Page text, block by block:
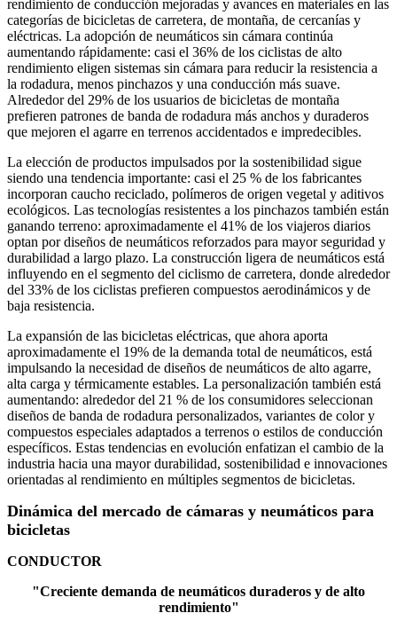
rendimiento de conducción mejoradas y avances en materiales en las
categorías de bicicletas de carretera, de montaña, de cercanías y
eléctricas. La adopción de neumáticos sin cámara continúa
aumentando rápidamente: casi el 36% de los ciclistas de alto
rendimiento eligen sistemas sin cámara para reducir la resistencia a
la rodadura, menos pinchazos y una conducción más suave.
Alrededor del 29% de los usuarios de bicicletas de montaña
prefieren patrones de banda de rodadura más anchos y duraderos
que mejoren el agarre en terrenos accidentados e impredecibles.
La elección de productos impulsados ​​por la sostenibilidad sigue
siendo una tendencia importante: casi el 25 % de los fabricantes
incorporan caucho reciclado, polímeros de origen vegetal y aditivos
ecológicos. Las tecnologías resistentes a los pinchazos también están
ganando terreno: aproximadamente el 41% de los viajeros diarios
optan por diseños de neumáticos reforzados para mayor seguridad y
durabilidad a largo plazo. La construcción ligera de neumáticos está
influyendo en el segmento del ciclismo de carretera, donde alrededor
del 33% de los ciclistas prefieren compuestos aerodinámicos y de
baja resistencia.
La expansión de las bicicletas eléctricas, que ahora aporta
aproximadamente el 19% de la demanda total de neumáticos, está
impulsando la necesidad de diseños de neumáticos de alto agarre,
alta carga y térmicamente estables. La personalización también está
aumentando: alrededor del 21 % de los consumidores seleccionan
diseños de banda de rodadura personalizados, variantes de color y
compuestos especiales adaptados a terrenos o estilos de conducción
específicos. Estas tendencias en evolución enfatizan el cambio de la
industria hacia una mayor durabilidad, sostenibilidad e innovaciones
orientadas al rendimiento en múltiples segmentos de bicicletas.
Dinámica del mercado de cámaras y neumáticos para
bicicletas
CONDUCTOR
"Creciente demanda de neumáticos duraderos y de alto
rendimiento"